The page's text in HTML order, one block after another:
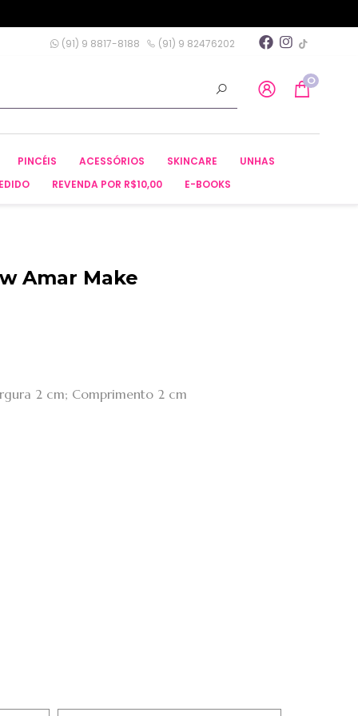
(91) 9 8817-8188 (91) 9 82476202
0
PINCÉIS ACESSÓRIOS SKINCARE
UNHAS
REVENDA POR R$10,00 E-BOOKS
Amar Make
2 cm; Comprimento 2 cm